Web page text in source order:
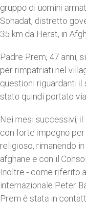
gruppo di uomini
Sohadat, distretto
35 km da Herat, in
Padre Prem, 47 anni,
per rimpatriati nel
questioni riguardanti
stato quindi portato
Nei mesi successivi,
con forte impegno
religioso, rimanendo
afghane e con il
Inoltre - come riferito
internazionale Peter
Prem è stata in